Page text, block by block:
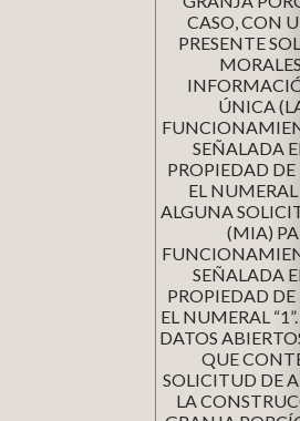
CASO, CON
PRESENTE
ÚNICA
SEÑALADA
PROPIEDAD DE
EL
ALGUNA
(MIA)
SEÑALADA
PROPIEDAD DE
EL NUMERAL
DATOS
QUE
SOLICITUD DE
LA